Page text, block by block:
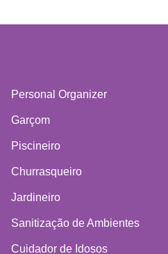
Personal Organizer
Garçom
Piscineiro
Churrasqueiro
Jardineiro
Sanitização de Ambientes
Cuidador de Idosos